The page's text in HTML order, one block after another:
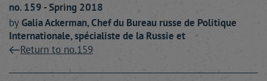
no. 159 - Spring 2018
byGaliaAckerman, Chef du Bureau russe de Politique
Internationale, spécialiste de la Russie et
Return to no.159